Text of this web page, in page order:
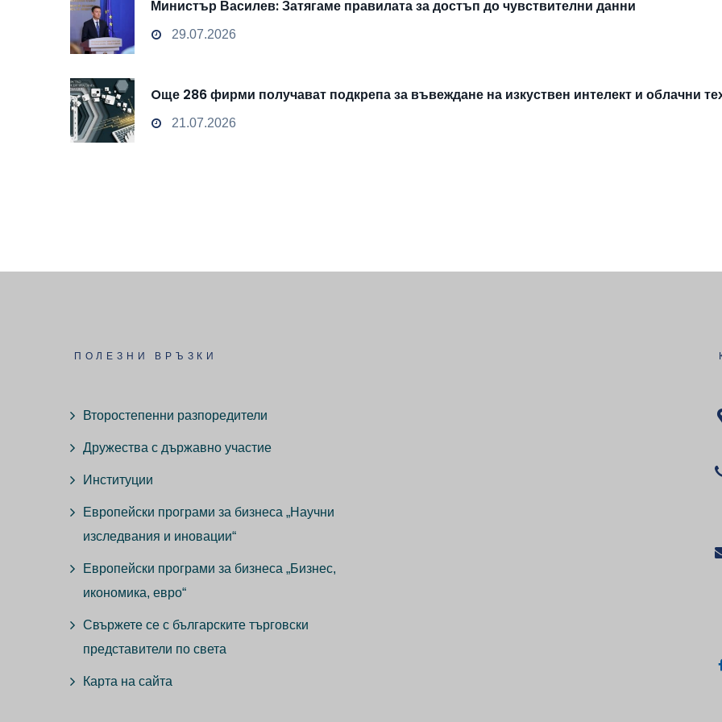
Министър Василев: Затягаме правилата за достъп до чувствителни данни
29.07.2026
Oще 286 фирми получават подкрепа за въвеждане на изкуствен интелект и облачни
21.07.2026
ПОЛЕЗНИ ВРЪЗКИ
Второстепенни разпоредители
Дружества с държавно участие
Институции
Европейски програми за бизнеса „Научни
изследвания и иновации“
Европейски програми за бизнеса „Бизнес,
икономика, евро“
Свържете се с българските търговски
представители по света
Карта на сайта